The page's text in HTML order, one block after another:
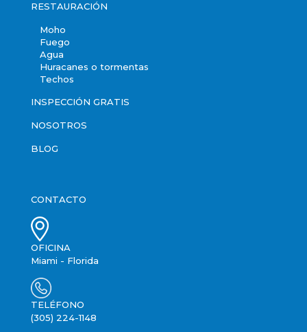
RESTAURACIÓN
Moho
Fuego
Agua
Huracanes o tormentas
Techos
INSPECCIÓN GRATIS
NOSOTROS
BLOG
CONTACTO
OFICINA
Miami - Florida
TELÉFONO
(305) 224-1148